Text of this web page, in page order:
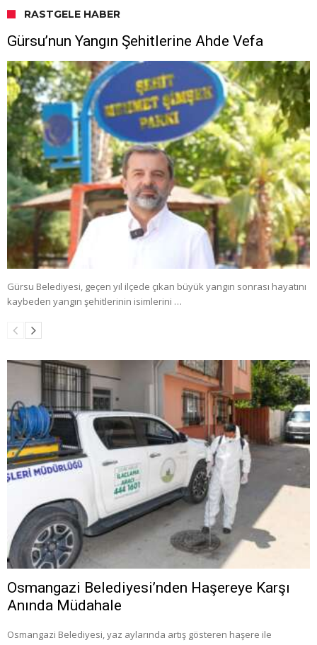
RASTGELE HABER
Gürsu’nun Yangın Şehitlerine Ahde Vefa
Gürsu Belediyesi, geçen yıl ilçede çıkan büyük yangın sonrası hayatını
kaybeden yangın şehitlerinin isimlerini …
Osmangazi Belediyesi’nden Haşereye Karşı
Anında Müdahale
Osmangazi Belediyesi, yaz aylarında artış gösteren haşere ile